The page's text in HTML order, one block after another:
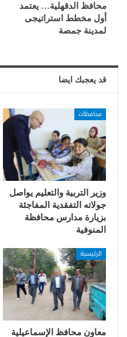
محافظ الدقهلية… يعتمد
أول مخطط استراتيجى
لمدينة جمصة
قد يعجبك ايضا
محافظات
وزير التربية والتعليم يواصل
جولاته التفقدية المفاجئة
بزيارة مدارس محافظة
المنوفية
الرئيسية
معاون محافظ الإسماعيلية